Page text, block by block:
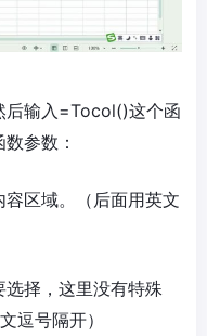
后输入=Tocol()这个函
参数：
区域。（后面用英文
择，这里没有特殊
逗号隔开）